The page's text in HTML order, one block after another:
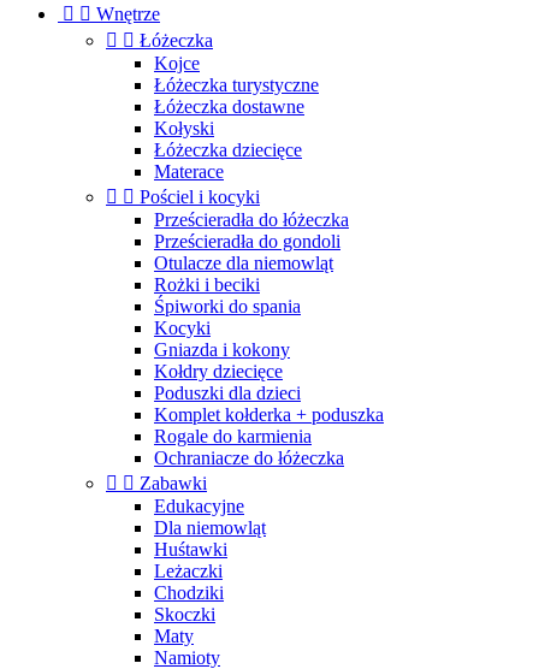
  Wnętrze
  Łóżeczka
Kojce
Łóżeczka turystyczne
Łóżeczka dostawne
Kołyski
Łóżeczka dziecięce
Materace
  Pościel i kocyki
Prześcieradła do łóżeczka
Prześcieradła do gondoli
Otulacze dla niemowląt
Rożki i beciki
Śpiworki do spania
Kocyki
Gniazda i kokony
Kołdry dziecięce
Poduszki dla dzieci
Komplet kołderka + poduszka
Rogale do karmienia
Ochraniacze do łóżeczka
  Zabawki
Edukacyjne
Dla niemowląt
Huśtawki
Leżaczki
Chodziki
Skoczki
Maty
Namioty